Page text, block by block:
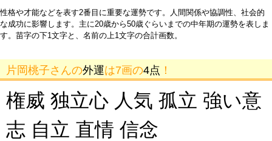
性格や才能などを表す2番目に重要な運勢です。人間関係や協調性、社会的
な成功に影響します。主に20歳から50歳ぐらいまでの中年期の運勢を表しま
す。苗字の下1文字と、名前の上1文字の合計画数。
片岡桃子さんの外運は7画の4点 ！
権威 独立心 人気 孤立 強い意
志 自立 直情 信念